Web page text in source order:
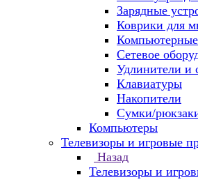
Зарядные
Коврики для
Сетевое
Удлинители и
Клавиатуры
Накопители
Сумки/
Компьютеры
Телевизоры и игровые
Назад
Телевизоры и